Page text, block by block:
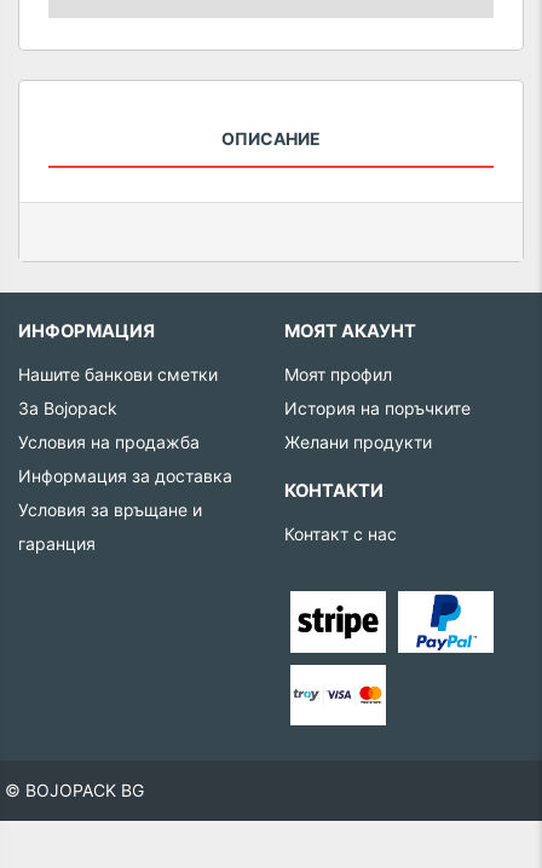
ОПИСАНИЕ
ИНФОРМАЦИЯ
Нашите банкови сметки
За Bojopack
Условия на продажба
Информация за доставка
Условия за връщане и
гаранция
МОЯТ АКАУНТ
Моят профил
История на поръчките
Желани продукти
КОНТАКТИ
Контакт с нас
© BOJOPACK BG